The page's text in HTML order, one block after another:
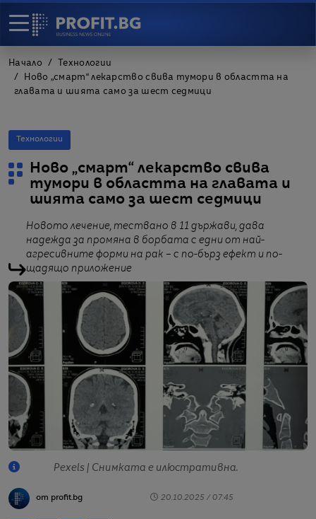
Начало
Технологии
Ново „смарт“ лекарство свива тумори в областта на
главата и шията само за шест седмици
Технологии
Ново „смарт“ лекарство свива
тумори в областта на главата и
шията само за шест седмици
Новото лечение, тествано в 11 държави, дава
надежда за промяна в борбата с едни от най-
агресивните форми на рак – с по-бърз ефект и по-
щадящо приложение
Pexels | Снимката е илюстративна.
от profit.bg 20.10.2025 / 07:45